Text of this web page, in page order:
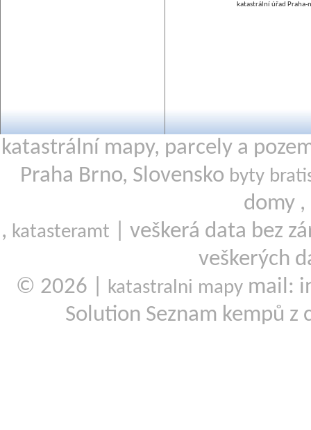
katastrální úřad Praha-
katastrální mapy, parcely a
Praha Brno, Slovensko byty
domy ,
, katasteramt
| veškerá data bez
veškerých
© 2026 |
katastralni mapy mail:
Solution Seznam kempů z